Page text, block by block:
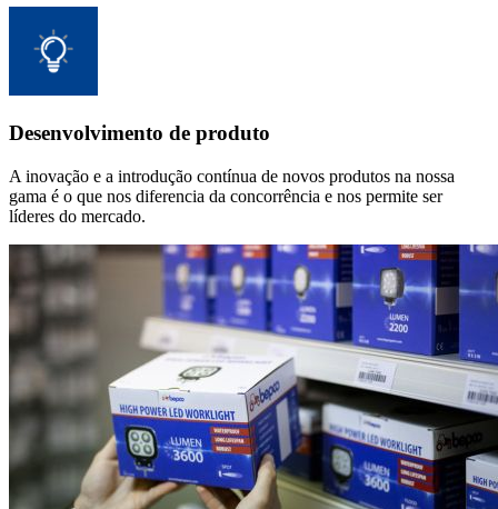
Desenvolvimento de produto
A inovação e a introdução contínua de novos produtos na nossa
gama é o que nos diferencia da concorrência e nos permite ser
líderes do mercado.